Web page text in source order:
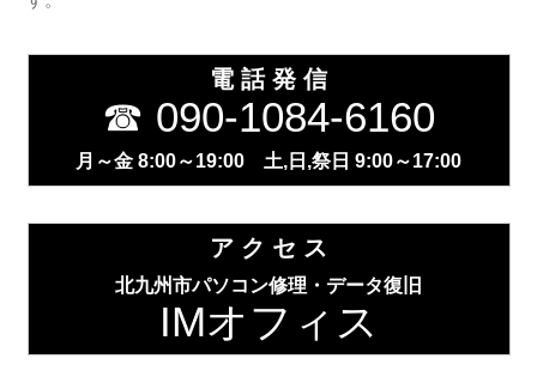
電 話 発 信
☎ 090-1084-6160
月～金 8:00～19:00 土,日,祭日 9:00～17:00
ア ク セ ス
北九州市パソコン修理・データ復旧
IMオフィス